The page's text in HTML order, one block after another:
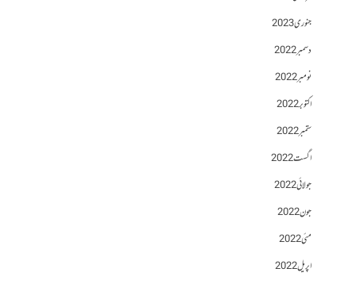
جنوری 2023
دسمبر 2022
نومبر 2022
اکتوبر 2022
ستمبر 2022
اگست 2022
جولائی 2022
جون 2022
مئی 2022
اپریل 2022